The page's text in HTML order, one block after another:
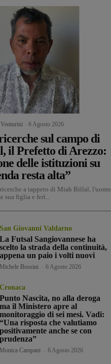
6 Agosto 2026
sul campo di
il Prefetto di Arezzo:
delle istituzioni su
resta alta”
a tappeto di Miah Billal, l'uomo
sua figlia e ferì...
San Giovanni Valdarno
La Futsal Sangiovannese ha
scelto la strada della continuità,
appena un paio i volti nuovi
Michele Bossini 6 Agosto 2026
Cronaca
Punto Nascita, no alla deroga
ma il Ministero apre al
monitoraggio di sei mesi. Vadi:
“Una risposta che valutiamo
positivamente anche se con
prudenza”
Monica Campani 6 Agosto 2026